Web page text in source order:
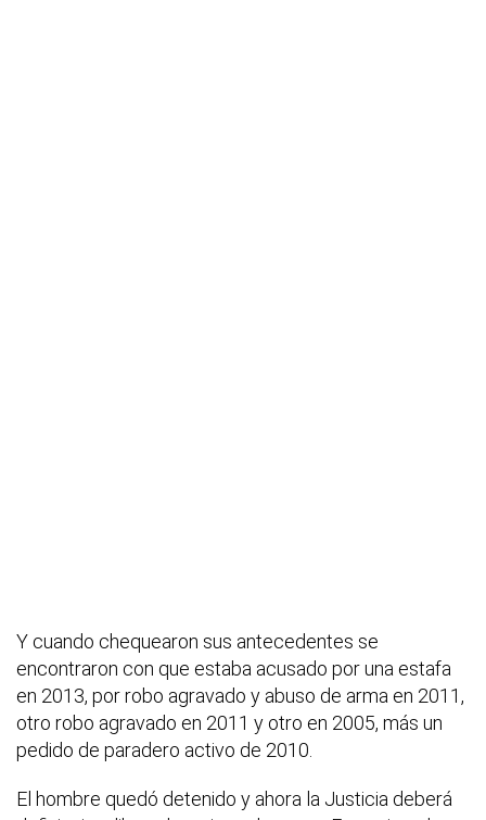
Y cuando chequearon sus antecedentes se
encontraron con que estaba acusado por una estafa
en 2013, por robo agravado y abuso de arma en 2011,
otro robo agravado en 2011 y otro en 2005, más un
pedido de paradero activo de 2010.
El hombre quedó detenido y ahora la Justicia deberá